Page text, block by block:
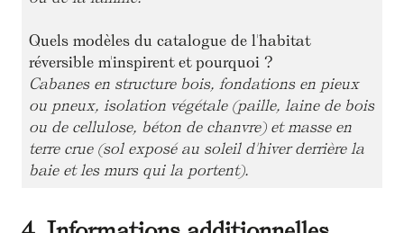
Quels modèles du catalogue de l'habitat
réversible m'inspirent et pourquoi ?
Cabanes en structure bois, fondations en pieux
ou pneux, isolation végétale (paille, laine de bois
ou de cellulose, béton de chanvre) et masse en
terre crue (sol exposé au soleil d'hiver derrière la
baie et les murs qui la portent).